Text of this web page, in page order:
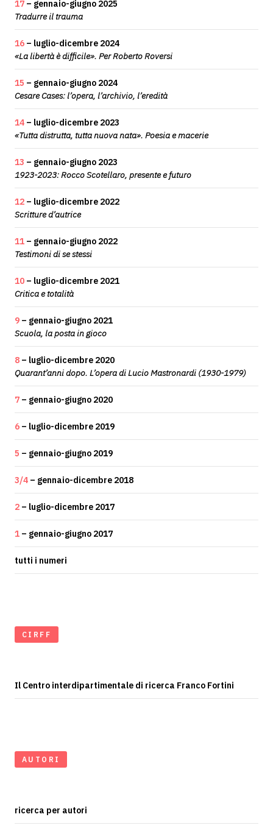
17 – gennaio-giugno 2025
Tradurre il trauma
16 – luglio-dicembre 2024
«La libertà è difficile». Per Roberto Roversi
15 – gennaio-giugno 2024
Cesare Cases: l’opera, l’archivio, l’eredità
14 – luglio-dicembre 2023
«Tutta distrutta, tutta nuova nata». Poesia e macerie
13 – gennaio-giugno 2023
1923-2023: Rocco Scotellaro, presente e futuro
12 – luglio-dicembre 2022
Scritture d’autrice
11 – gennaio-giugno 2022
Testimoni di se stessi
10 – luglio-dicembre 2021
Critica e totalità
9 – gennaio-giugno 2021
Scuola, la posta in gioco
8 – luglio-dicembre 2020
Quarant’anni dopo. L’opera di Lucio Mastronardi (1930-1979)
7 – gennaio-giugno 2020
6 – luglio-dicembre 2019
5 – gennaio-giugno 2019
3/4 – gennaio-dicembre 2018
2 – luglio-dicembre 2017
1 – gennaio-giugno 2017
tutti i numeri
CIRFF
Il Centro interdipartimentale di ricerca Franco Fortini
AUTORI
ricerca per autori